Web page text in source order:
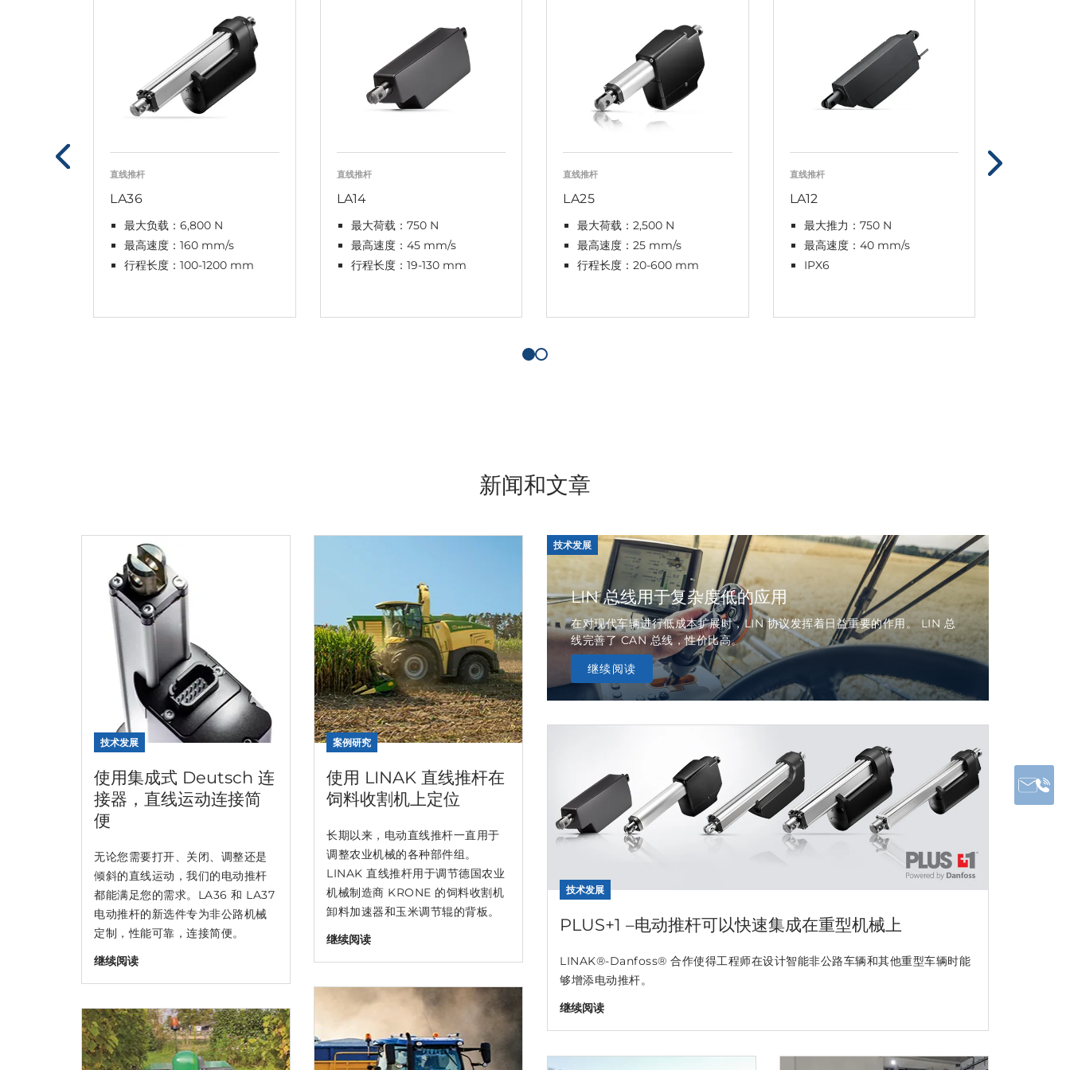
直线推杆
LA36
最大负载：6,800 N
最高速度：160 mm/s
行程长度：100-1200 mm
直线推杆
LA14
最大荷载：750 N
最高速度：45 mm/s
行程长度：19-130 mm
直线推杆
LA25
最大荷载：2,500 N
最高速度：25 mm/s
行程长度：20-600 mm
直线推杆
LA12
最大推力：750 N
最高速度：40 mm/s
IPX6
新闻和文章
技术发展
使用集成式 Deutsch 连
接器，直线运动连接简
便
无论您需要打开、关闭、调整还是
倾斜的直线运动，我们的电动推杆
都能满足您的需求。LA36 和 LA37
电动推杆的新选件专为非公路机械
定制，性能可靠，连接简便。
继续阅读
案例研究
使用 LINAK 直线推杆在
饲料收割机上定位
长期以来，电动直线推杆一直用于
调整农业机械的各种部件组。
LINAK 直线推杆用于调节德国农业
机械制造商 KRONE 的饲料收割机
卸料加速器和玉米调节辊的背板。
继续阅读
技术发展
LIN 总线用于复杂度低的应用
在对现代车辆进行低成本扩展时，LIN 协议发挥着日益重要的作用。 LIN 总
线完善了 CAN 总线，性价比高。
继续阅读
技术发展
PLUS+1 –电动推杆可以快速集成在重型机械上
LINAK®-Danfoss® 合作使得工程师在设计智能非公路车辆和其他重型车辆时能
够增添电动推杆。
继续阅读